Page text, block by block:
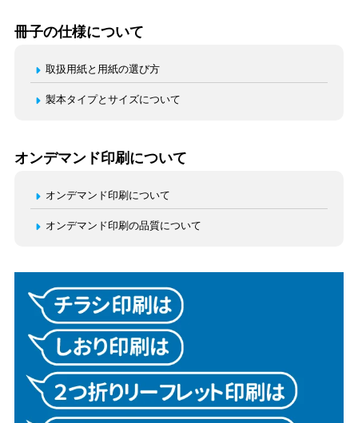
冊子の仕様について
取扱用紙と用紙の選び方
製本タイプとサイズについて
オンデマンド印刷について
オンデマンド印刷について
オンデマンド印刷の品質について